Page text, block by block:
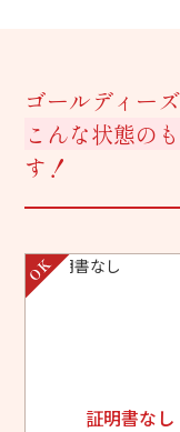
ゴールディー
こんな状態の
す！
証明書なし